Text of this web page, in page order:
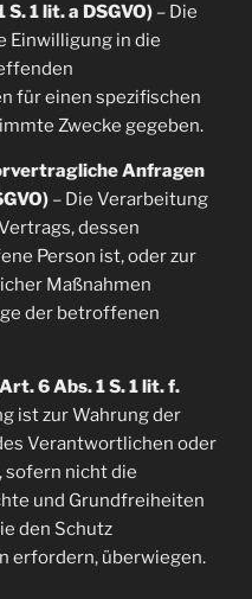
1 lit. a DSGVO)– Die
Einwilligung in die
für einen spezifischen
Zwecke gegeben.
Anfragen
– Die Verarbeitung
dessen
Person ist, oder zur
Maßnahmen
der betroffenen
6 Abs. 1 S. 1 lit. f.
ist zur Wahrung der
Verantwortlichen oder
nicht die
und Grundfreiheiten
den Schutz
erfordern, überwiegen.